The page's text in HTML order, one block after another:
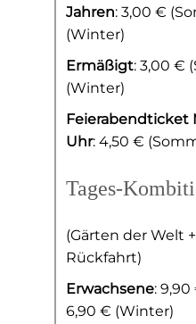
Jahren: 3,00 €
(Winter)
Ermäßigt: 3,00 €
(Winter)
Feierabendticket
Uhr: 4,50 €
Tages-
(Gärten der Welt
Rückfahrt)
Erwachsene:
6,90 € (Winter)